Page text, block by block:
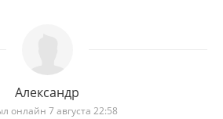
Александр
онлайн 7 августа 22:58